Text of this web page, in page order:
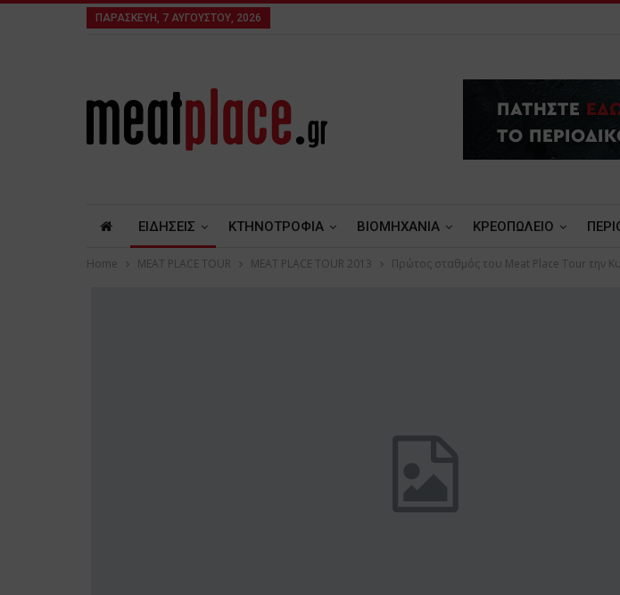
ΠΑΡΑΣΚΕΥΉ, 7 ΑΥΓΟΎΣΤΟΥ, 2026
ΕΙΔΗΣΕΙΣ ΚΤΗΝΟΤΡΟΦΙΑ ΒΙΟΜΗΧΑΝΙΑ ΚΡΕΟΠΩΛΕΙΟ
Home MEAT PLACE TOUR MEAT PLACE TOUR 2013 Πρώτος σταθμός του Meat Place Tour την